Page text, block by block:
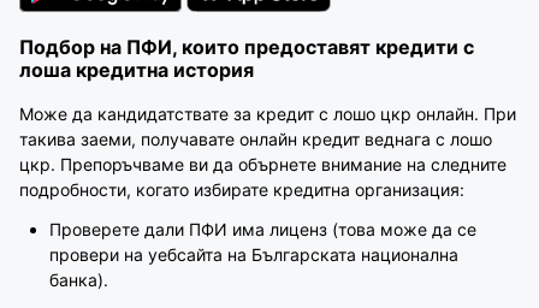
Подбор на ПФИ, които предоставят кредити с
лоша кредитна история
Може да кандидатствате за кредит с лошо цкр онлайн. При
такива заеми, получавате онлайн кредит веднага с лошо
цкр. Препоръчваме ви да обърнете внимание на следните
подробности, когато избирате кредитна организация:
Проверете дали ПФИ има лиценз (това може да се
провери на уебсайта на Българската национална
банка).